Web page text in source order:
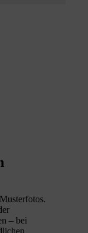
– bei